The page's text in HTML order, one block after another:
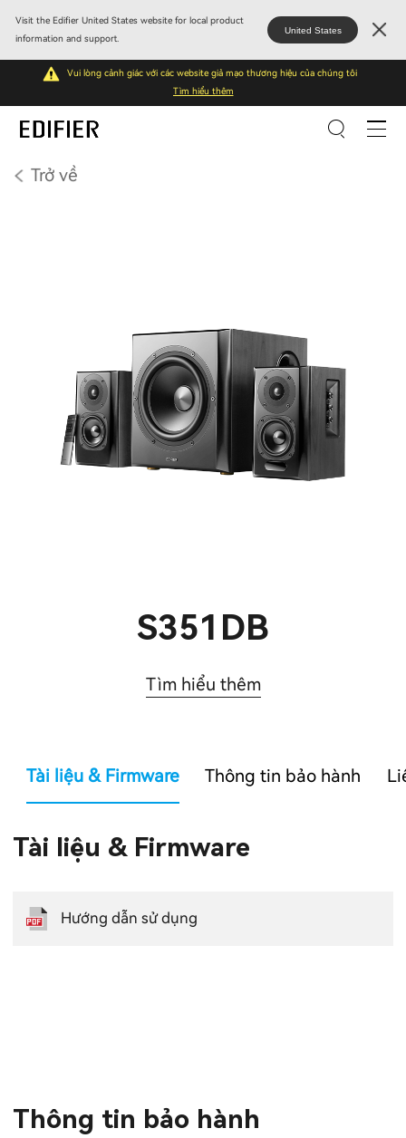
Visit the Edifier United States website for local product
information and support.
United States
Vui lòng cảnh giác với các website giả mạo thương hiệu của chúng tôi
Tìm hiểu thêm
Trở về
S351DB
Tìm hiểu thêm
Tài liệu & Firmware Thông tin bảo hành
Tài liệu & Firmware
Hướng dẫn sử dụng
Thông tin bảo hành